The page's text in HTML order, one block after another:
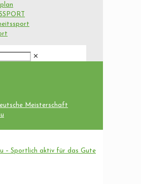
✕
Meisterschaft
– Sportlich aktiv für das Gute